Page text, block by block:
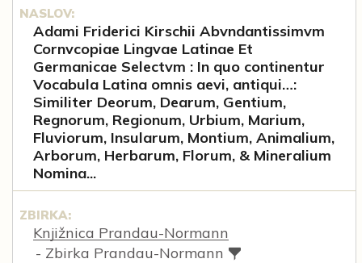
NASLOV:
Adami Friderici Kirschii Abvndantissimvm
Cornvcopiae Lingvae Latinae Et
Germanicae Selectvm : In quo continentur
Vocabula Latina omnis aevi, antiqui…:
Similiter Deorum, Dearum, Gentium,
Regnorum, Regionum, Urbium, Marium,
Fluviorum, Insularum, Montium, Animalium,
Arborum, Herbarum, Florum, & Mineralium
Nomina...
ZBIRKA:
Knjižnica Prandau-Normann
- Zbirka Prandau-Normann